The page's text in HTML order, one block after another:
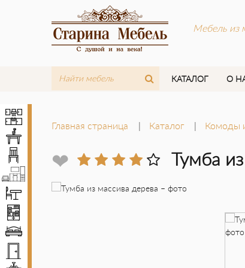
Мебель из
КАТАЛОГ О
Стулья
Комплекты мебели
Главная страница Каталог Комоды
❤ Тумба